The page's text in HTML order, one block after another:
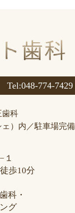
Tel:048-774-7429
歯科
）内／駐車場完備
１
歩10分
科・
グ